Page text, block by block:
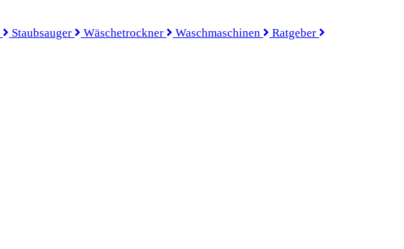
Staubsauger Wäschetrockner Waschmaschinen
Ratgeber